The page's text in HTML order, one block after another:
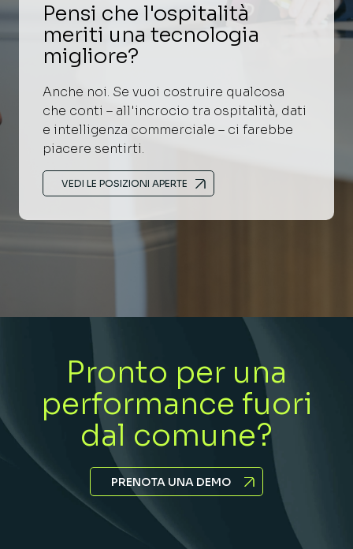
Pensi che l'ospitalità
meriti una tecnologia
migliore?
Anche noi. Se vuoi costruire qualcosa
che conti – all'incrocio tra ospitalità, dati
e intelligenza commerciale – ci farebbe
piacere sentirti.
VEDI LE POSIZIONI APERTE
Pronto per una
performance fuori
dal comune?
PRENOTA UNA DEMO